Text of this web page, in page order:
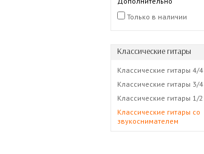
Только в наличии
Классические гитары
Классические гитары 4/4
Классические гитары 3/4
Классические гитары 1/2
Классические гитары со
звукоснимателем